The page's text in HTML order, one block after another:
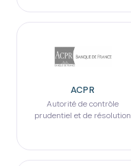
ACPR
Autorité de contrôle
prudentiel et de résolution